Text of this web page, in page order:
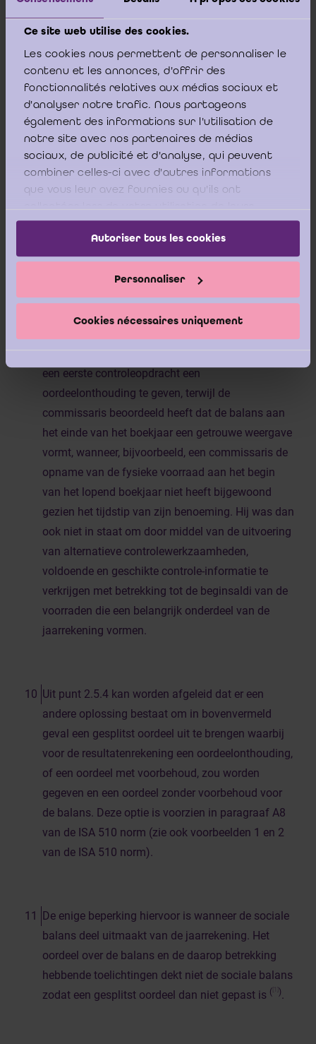
Ce site web utilise des cookies.
Les cookies nous permettent de personnaliser le
contenu et les annonces, d'offrir des
fonctionnalités relatives aux médias sociaux et
d'analyser notre trafic. Nous partageons
également des informations sur l'utilisation de
notre site avec nos partenaires de médias
sociaux, de publicité et d'analyse, qui peuvent
combiner celles-ci avec d'autres informations
que vous leur avez fournies ou qu'ils ont
services.
Autoriser tous les cookies
Personnaliser
Cookies nécessaires uniquement
De balans aan het einde van het boekjaar vormt een
getrouwe weergave;
De overeenkomstige cijfers vereist door het
boekhoudkundig referentiestelsel zijn opgenomen en
correct weergegeven.
Ter verduidelijking, volgens het KB van 29 april 2019 tot
uitvoering van het WVV, bestaat de jaarrekening nog
steeds uit zowel balans, resultatenrekening als
toelichting. De getrouwe weergave/het getrouw beeld
van een balans impliceert niet per se dat ook de
het aankomt op potentiële afwijkingen van materieel
belang.”
een eerste controleopdracht een
oordeelonthouding te geven, terwijl de
commissaris beoordeeld heeft dat de balans aan
het einde van het boekjaar een getrouwe weergave
vormt, wanneer, bijvoorbeeld, een commissaris de
opname van de fysieke voorraad aan het begin
van het lopend boekjaar niet heeft bijgewoond
gezien het tijdstip van zijn benoeming. Hij was dan
ook niet in staat om door middel van de uitvoering
van alternatieve controlewerkzaamheden,
voldoende en geschikte controle-informatie te
verkrijgen met betrekking tot de beginsaldi van de
voorraden die een belangrijk onderdeel van de
jaarrekening vormen.
Uit punt 2.5.4 kan worden afgeleid dat er een
andere oplossing bestaat om in bovenvermeld
geval een gesplitst oordeel uit te brengen waarbij
voor de resultatenrekening een oordeelonthouding,
of een oordeel met voorbehoud, zou worden
gegeven en een oordeel zonder voorbehoud voor
de balans. Deze optie is voorzien in paragraaf A8
van de ISA 510 norm (zie ook voorbeelden 1 en 2
van de ISA 510 norm).
De enige beperking hiervoor is wanneer de sociale
balans deel uitmaakt van de jaarrekening. Het
oordeel over de balans en de daarop betrekking
hebbende toelichtingen dekt niet de sociale balans
zodat een gesplitst oordeel dan niet gepast is ( ).